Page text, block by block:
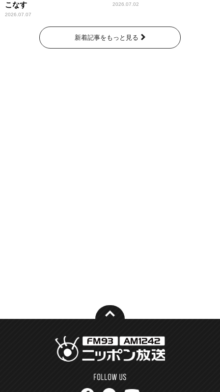
こなす
2026.07.07
2026.07.02
新着記事をもっと見る